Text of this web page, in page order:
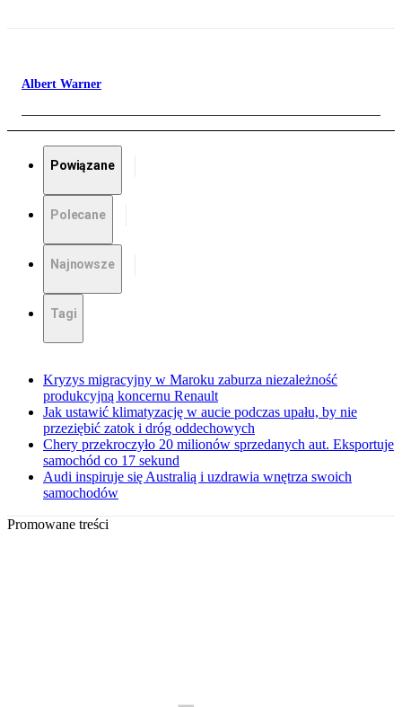
Albert Warner
Powiązane
Polecane
Najnowsze
Tagi
Kryzys migracyjny w Maroku zaburza niezależność
produkcyjną koncernu Renault
Jak ustawić klimatyzację w aucie podczas upału, by nie
przeziębić zatok i dróg oddechowych
Chery przekroczyło 20 milionów sprzedanych aut. Eksportuje
samochód co 17 sekund
Audi inspiruje się Australią i uzdrawia wnętrza swoich
samochodów
Promowane treści